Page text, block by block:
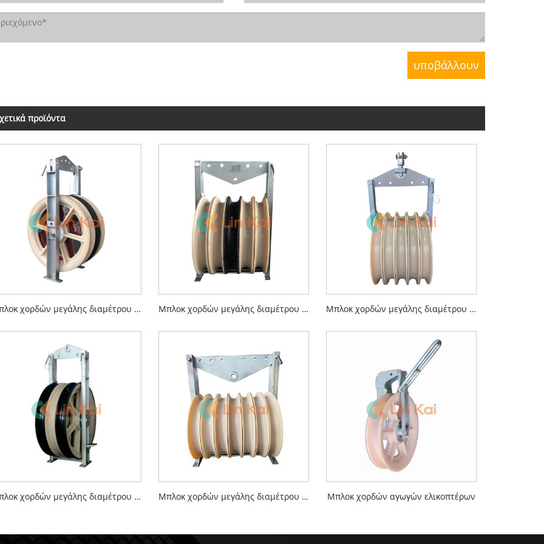
προϊόντα
Μπλοκ χορδών μεγάλης διαμέτρου 508 mm Μπλοκ χορδών μεγάλης διαμέτρου 660 mm Μπλοκ χορδών μεγάλης διαμέτρου 750 mm
Μπλοκ χορδών μεγάλης διαμέτρου 822 mm Μπλοκ χορδών μεγάλης διαμέτρου 1040 mm Μπλοκ χορδών αγωγών ελικοπτέρων